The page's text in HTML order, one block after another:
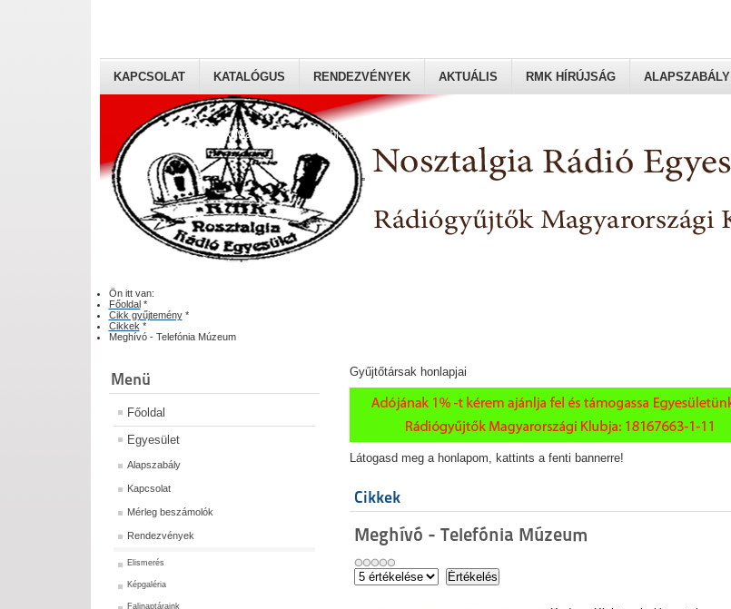
Rádiógyűjtők Magyaroszági Klubja
KAPCSOLAT KATALÓGUS RENDEZVÉNYEK AKTUÁLIS RMK HÍRÚJSÁG ALAPSZABÁLY
Ön itt van:
Főoldal *
Cikk gyűjtemény *
Cikkek *
Meghívó - Telefónia Múzeum
Menü
Főoldal
Egyesület
Alapszabály
Kapcsolat
Mérleg beszámolók
Rendezvények
Elismerés
Képgaléria
Falinaptáraink
Gyűjtőtársak honlapjai
Látogasd meg a honlapom, kattints a fenti bannerre!
Cikkek
Meghívó - Telefónia Múzeum